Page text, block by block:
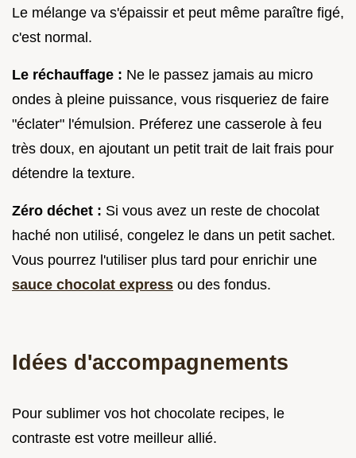
Le mélange va s'épaissir et peut même paraître figé,
c'est normal.
Le réchauffage : Ne le passez jamais au micro
ondes à pleine puissance, vous risqueriez de faire
"éclater" l'émulsion. Préferez une casserole à feu
très doux, en ajoutant un petit trait de lait frais pour
détendre la texture.
Zéro déchet : Si vous avez un reste de chocolat
haché non utilisé, congelez le dans un petit sachet.
Vous pourrez l'utiliser plus tard pour enrichir une
sauce chocolat express ou des fondus.
Idées d'accompagnements
Pour sublimer vos hot chocolate recipes, le
contraste est votre meilleur allié.